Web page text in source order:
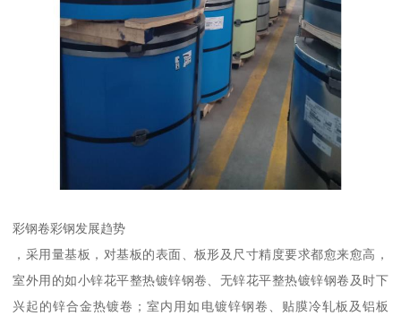
彩钢卷彩钢发展趋势
，采用量基板，对基板的表面、板形及尺寸精度要求都愈来愈高，
室外用的如小锌花平整热镀锌钢卷、无锌花平整热镀锌钢卷及时下
兴起的锌合金热镀卷；室内用如电镀锌钢卷、贴膜冷轧板及铝板